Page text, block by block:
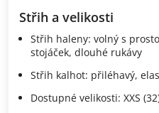
Střih a velikosti
Střih haleny: volný s
stojáček, dlouhé rukávy
Střih kalhot: přiléhavý,
Dostupné velikosti: XXS